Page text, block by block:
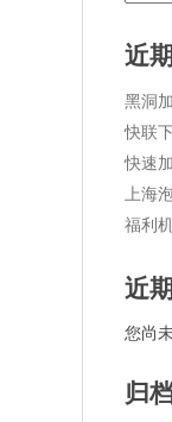
近
黑洞
快联
快速
上海
福利
近
您尚
归